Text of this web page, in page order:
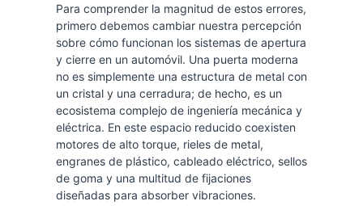
Para comprender la magnitud de estos errores,
primero debemos cambiar nuestra percepción
sobre cómo funcionan los sistemas de apertura
y cierre en un automóvil. Una puerta moderna
no es simplemente una estructura de metal con
un cristal y una cerradura; de hecho, es un
ecosistema complejo de ingeniería mecánica y
eléctrica. En este espacio reducido coexisten
motores de alto torque, rieles de metal,
engranes de plástico, cableado eléctrico, sellos
de goma y una multitud de fijaciones
diseñadas para absorber vibraciones.